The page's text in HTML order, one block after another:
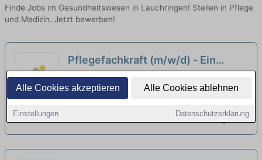
Alle Cookies akzeptieren Alle Cookies ablehnen
Einstellungen Datenschutzerklärung
Finde Jobs im Gesundheitswesen in Lauchringen! Stellen in Pflege
und Medizin. Jetzt bewerben!
Pflegefachkraft (m/w/d) - Ein
Team. Ein Ziel. Ein Wort!
Fachkliniken Sonnenhof Höchenschwand |
Höchenschwand
zum Angebot